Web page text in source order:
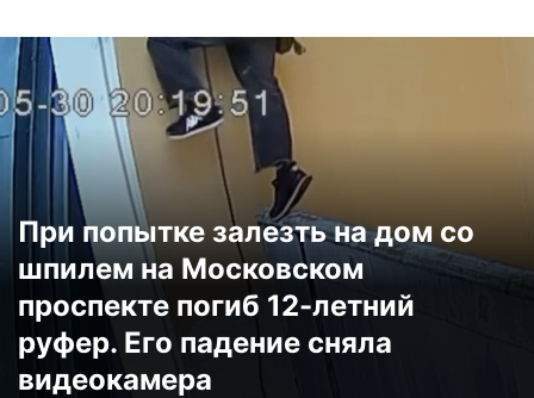
При попытке залезть на дом со
шпилем на Московском
проспекте погиб 12-летний
руфер. Его падение сняла
видеокамера